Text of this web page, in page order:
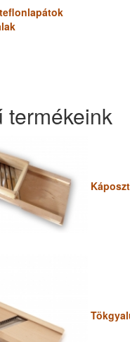
termékeink